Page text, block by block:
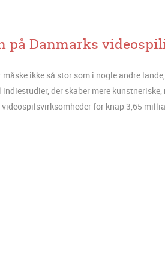
på Danmarks
ikke så stor som i nogle andre
der skaber mere
for knap 3,65